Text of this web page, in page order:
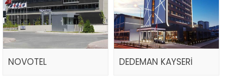
NOVOTEL DEDEMAN KAYSERİ